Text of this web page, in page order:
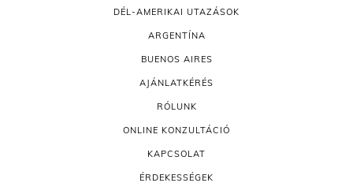
DÉL-AMERIKAI UTAZÁSOK
ARGENTÍNA
BUENOS AIRES
AJÁNLATKÉRÉS
RÓLUNK
ONLINE KONZULTÁCIÓ
KAPCSOLAT
ÉRDEKESSÉGEK